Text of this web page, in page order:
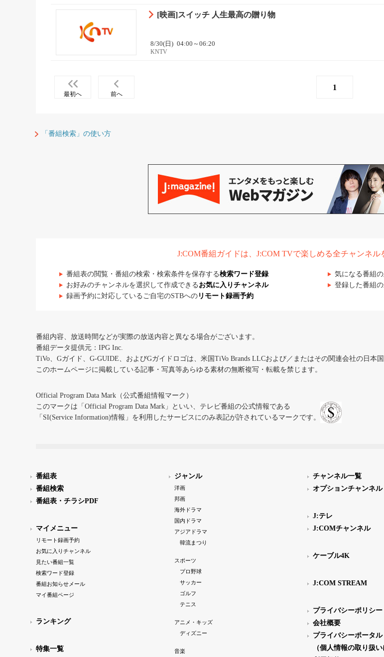
[映画]スイッチ 人生最高の贈り物
8/30(日) 04:00～06:20
KNTV
最初へ 前へ
1
「番組検索」の使い方
J:COM番組ガイドは、J:COM TVで楽しめる全チャンネル
番組表の閲覧・番組の検索・検索条件を保存する検索ワード登録 気になる番組の
お好みのチャンネルを選択して作成できる お気に入りチャンネル 登録した番組
録画予約に対応しているご自宅のSTBへの リモート録画予約
番組内容、放送時間などが実際の放送内容と異なる場合がございます。
番組データ提供元：IPG Inc.
TiVo、Gガイド、G-GUIDE、およびGガイドロゴは、米国TiVo Brands LLCおよび／またはその関連会社の日本
このホームページに掲載している記事・写真等あらゆる素材の無断複写・転載を禁じます。
Official Program Data Mark（公式番組情報マーク）
このマークは「Official Program Data Mark」といい、テレビ番組の公式情報である
「SI(Service Information)情報」を利用したサービスにのみ表記が許されているマークです。
番組表
番組検索
番組表・チラシPDF
マイメニュー
リモート録画予約
お気に入りチャンネル
見たい番組一覧
検索ワード登録
番組お知らせメール
マイ番組ページ
ランキング
特集一覧
ジャンル
洋画
邦画
海外ドラマ
国内ドラマ
アジアドラマ
韓流まつり
スポーツ
プロ野球
サッカー
ゴルフ
テニス
アニメ・キッズ
ディズニー
音楽
チャンネル一覧
オプションチャンネル
J:テレ
J:COMチャンネル
ケーブル4K
J:COM STREAM
プライバシーポリシー
会社概要
プライバシーポータル
（個人情報の取り扱い